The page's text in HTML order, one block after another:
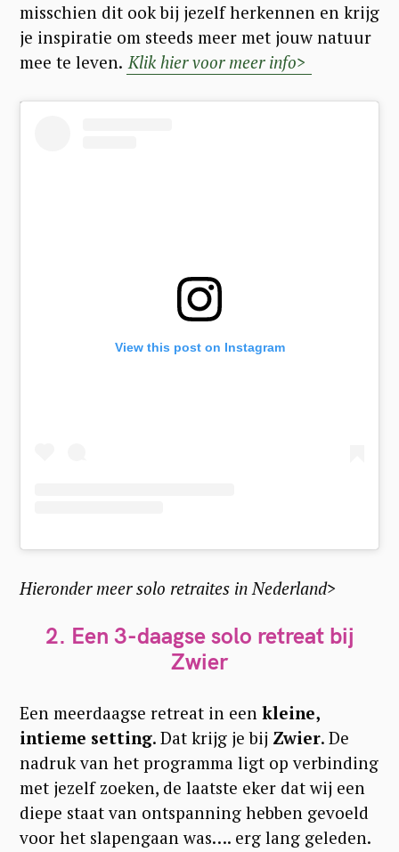
misschien dit ook bij jezelf herkennen en krijg
je inspiratie om steeds meer met jouw natuur
mee te leven. Klik hier voor meer info>
View this post on Instagram
Hieronder meer solo retraites in Nederland>
2. Een 3-daagse solo retreat bij
Zwier
Een meerdaagse retreat in een kleine,
intieme setting. Dat krijg je bij Zwier. De
nadruk van het programma ligt op verbinding
met jezelf zoeken, de laatste eker dat wij een
diepe staat van ontspanning hebben gevoeld
voor het slapengaan was…. erg lang geleden.